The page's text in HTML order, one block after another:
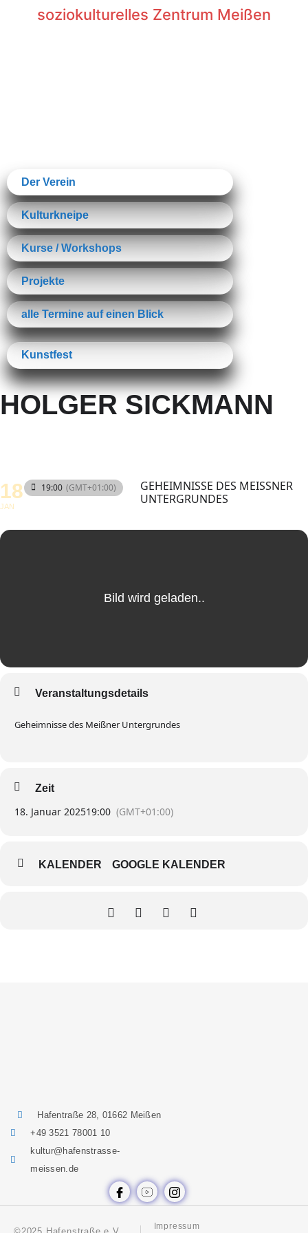
soziokulturelles Zentrum Meißen
Der Verein
Kulturkneipe
Kurse / Workshops
Projekte
alle Termine auf einen Blick
Kunstfest
HOLGER SICKMANN
18
JAN
19:00 (GMT+01:00)
GEHEIMNISSE DES MEISSNER U
NTERGRUNDES
Veranstaltungsdetails
Geheimnisse des Meißner Untergrundes
Zeit
18. Januar 202519:00 (GMT+01:00)
KALENDER GOOGLE KALENDER
Hafentraße 28, 01662 Meißen
+49 3521 78001 10
kultur@hafenstrasse-
meissen.de
Impressum